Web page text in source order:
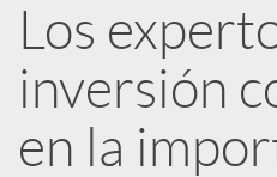
e
d
Los
inversión
en la